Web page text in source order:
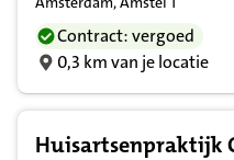
Contract: vergoed
0,3 km van je locatie
Huisartsenpraktijk